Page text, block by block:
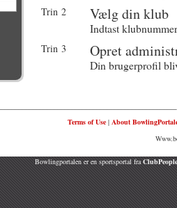
Trin 2 Vælg din klub
Indtast
Trin 3 Opret
Din brugerprofil
Terms of Use| About
Bowlingportalen er en sportsportal fra